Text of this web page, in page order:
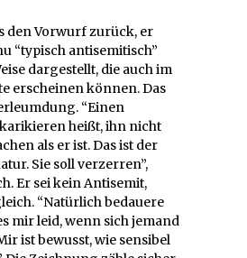
den Vorwurf zurück, er
“typisch antisemitisch”
dargestellt, die auch im
erscheinen können. Das
“Einen
heißt, ihn nicht
als er ist. Das ist der
Sie soll verzerren”,
Er sei kein Antisemit,
“Natürlich bedauere
mir leid, wenn sich jemand
ist bewusst, wie sensibel